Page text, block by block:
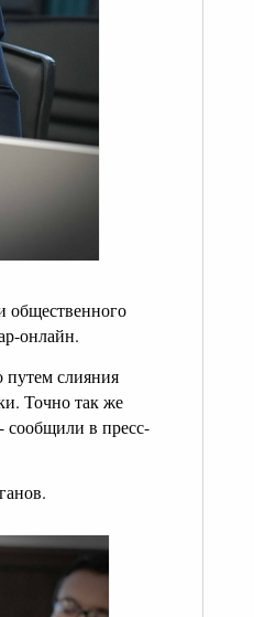
общественного
онлайн.
путем слияния
Точно так же
сообщили в пресс-